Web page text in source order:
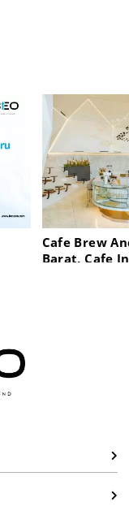
Cafe Brew
Barat, Cafe